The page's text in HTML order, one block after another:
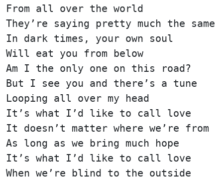
From all over the world
They’re saying pretty much the same
In dark times, your own soul
Will eat you from below
Am I the only one on this road?
But I see you and there’s a tune
Looping all over my head
It’s what I’d like to call love
It doesn’t matter where we’re from
As long as we bring much hope
It’s what I’d like to call love
When we’re blind to the outside